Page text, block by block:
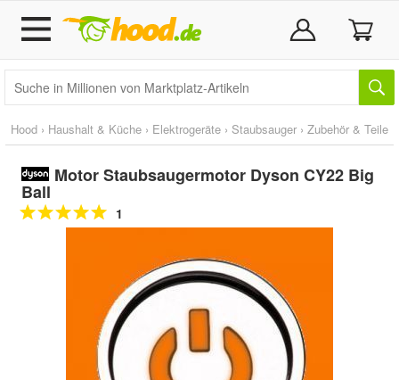
Hood › Haushalt & Küche › Elektrogeräte › Staubsauger › Zubehör & Teile
Motor Staubsaugermotor Dyson CY22 Big
Ball
1